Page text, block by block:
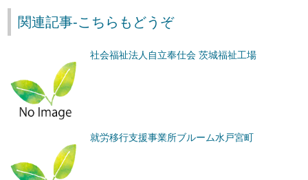
関連記事-こちらもどうぞ
社会福祉法人自立奉仕会 茨城福祉工場
就労移行支援事業所ブルーム水戸宮町